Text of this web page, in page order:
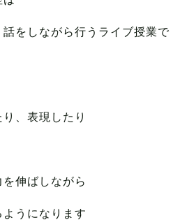
をしながら行うライブ授業で
、表現したり
伸ばしながら
うになります